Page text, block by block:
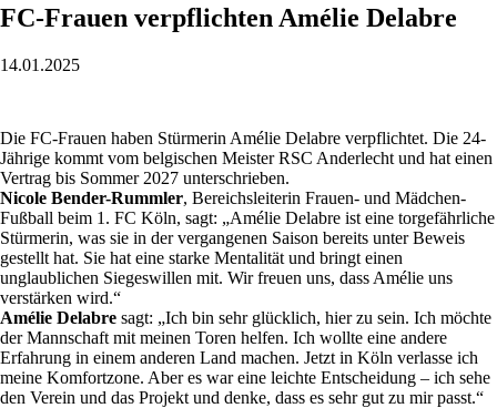
FC-Frauen verpflichten Amélie Delabre
14.01.2025
Die FC-Frauen haben Stürmerin Amélie Delabre verpflichtet. Die 24-
Jährige kommt vom belgischen Meister RSC Anderlecht und hat einen
Vertrag bis Sommer 2027 unterschrieben.
Nicole Bender-Rummler, Bereichsleiterin Frauen- und Mädchen-
Fußball beim 1. FC Köln, sagt: „Amélie Delabre ist eine torgefährliche
Stürmerin, was sie in der vergangenen Saison bereits unter Beweis
gestellt hat. Sie hat eine starke Mentalität und bringt einen
unglaublichen Siegeswillen mit. Wir freuen uns, dass Amélie uns
verstärken wird.“
Amélie Delabre sagt: „Ich bin sehr glücklich, hier zu sein. Ich möchte
der Mannschaft mit meinen Toren helfen. Ich wollte eine andere
Erfahrung in einem anderen Land machen. Jetzt in Köln verlasse ich
meine Komfortzone. Aber es war eine leichte Entscheidung – ich sehe
den Verein und das Projekt und denke, dass es sehr gut zu mir passt.“